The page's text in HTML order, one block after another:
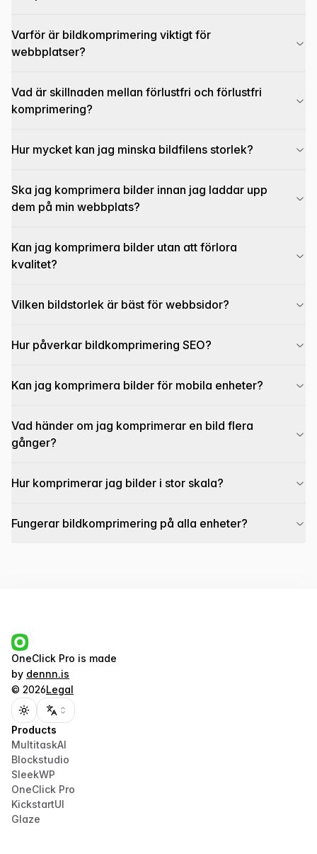
Varför är bildkomprimering viktigt för
webbplatser?
Vad är skillnaden mellan förlustfri och förlustfri
komprimering?
Hur mycket kan jag minska bildfilens storlek?
Ska jag komprimera bilder innan jag laddar upp
dem på min webbplats?
Kan jag komprimera bilder utan att förlora
kvalitet?
Vilken bildstorlek är bäst för webbsidor?
Hur påverkar bildkomprimering SEO?
Kan jag komprimera bilder för mobila enheter?
Vad händer om jag komprimerar en bild flera
gånger?
Hur komprimerar jag bilder i stor skala?
Fungerar bildkomprimering på alla enheter?
OneClick Pro is made
by dennn.is
© 2026Legal
Toggle theme
Products
MultitaskAI
Blockstudio
SleekWP
OneClick Pro
KickstartUI
Glaze